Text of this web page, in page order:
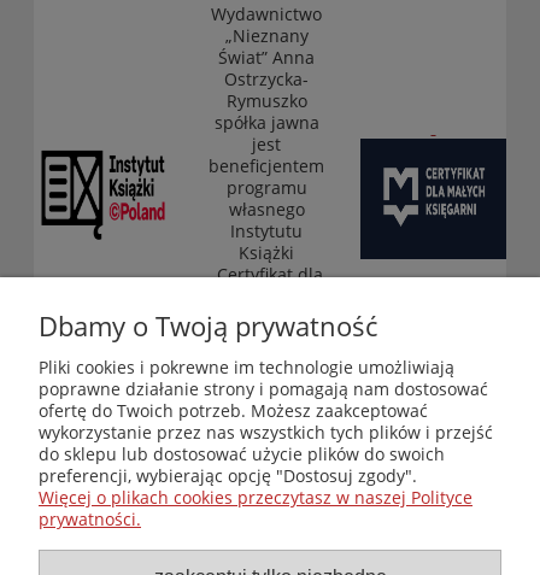
Wydawnictwo
„Nieznany
Świat” Anna
Ostrzycka-
Rymuszko
spółka jawna
jest
beneficjentem
programu
własnego
Instytutu
Książki
„Certyfikat dla
księgarni”
(edycja 2025-
2026)
Księgarnia-Galeria "Nieznany Świat" - internetowy sklep
ezoteryczny online
Zapraszamy również do odwiedzenia naszej księgarni
stacjonarnej przy ul. Kredytowej 2 w Warszawie
© Copyright 2014-2026 Wydawnictwo "Nieznany Świat"
Wszelkie prawa zastrzeżone
Dbamy o Twoją prywatność
Pliki cookies i pokrewne im technologie umożliwiają
poprawne działanie strony i pomagają nam dostosować
ofertę do Twoich potrzeb. Możesz zaakceptować
wykorzystanie przez nas wszystkich tych plików i przejść
do sklepu lub dostosować użycie plików do swoich
preferencji, wybierając opcję "Dostosuj zgody".
Więcej o plikach cookies przeczytasz w naszej Polityce
prywatności.